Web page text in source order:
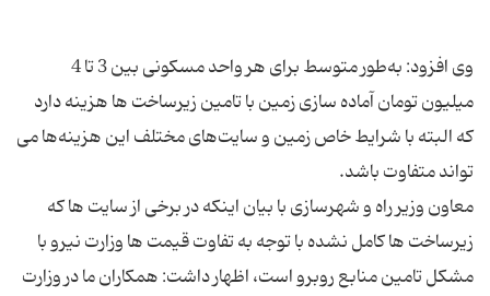
وی افزود: به‌طور متوسط برای هر واحد مسکونی بین 3 تا 4
میلیون تومان آماده سازی زمین با تامین زیرساخت ها هزینه دارد
که البته با شرایط خاص زمین و سایت‌های مختلف این هزینه‌ها می
معاون وزیر راه و شهرسازی با بیان اینکه در برخی از سایت ها که
زیرساخت ها کامل نشده با توجه به تفاوت قیمت ها وزارت نیرو با
مشکل تامین منابع روبرو است، اظهار داشت: همکاران ما در وزارت